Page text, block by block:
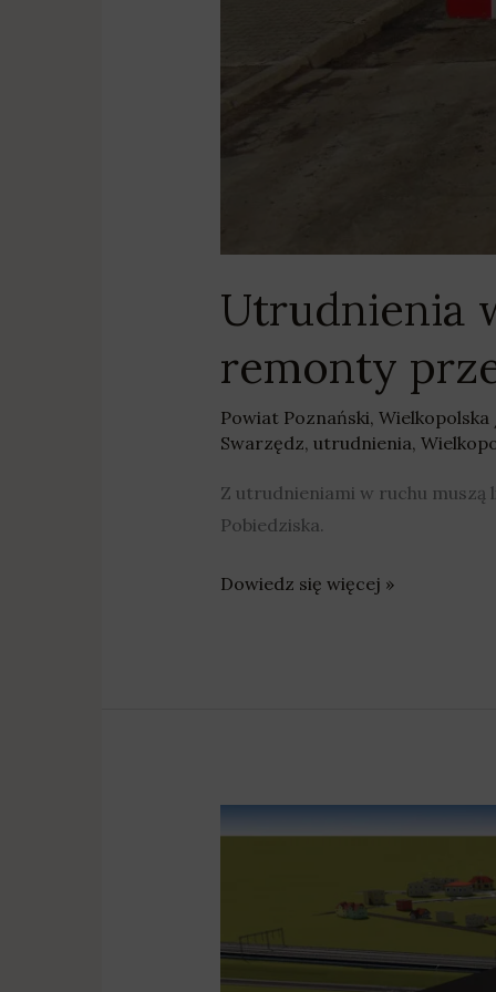
Utrudnienia
remonty
Powiat Poznański, Wielkopolska
Swarzędz, utrudnienia,
Z utrudnieniami w ruchu
Pobiedziska.
Dowiedz się więcej »
ma
ruszyć